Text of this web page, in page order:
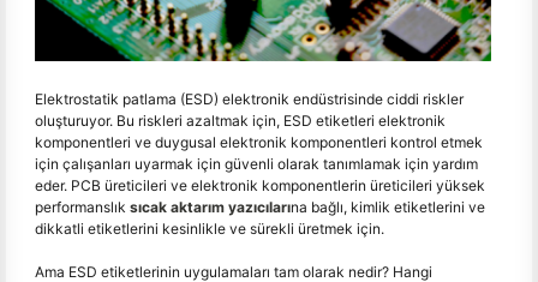
Elektrostatik patlama (ESD) elektronik endüstrisinde ciddi riskler
oluşturuyor. Bu riskleri azaltmak için, ESD etiketleri elektronik
komponentleri ve duygusal elektronik komponentleri kontrol etmek
için çalışanları uyarmak için güvenli olarak tanımlamak için yardım
eder. PCB üreticileri ve elektronik komponentlerin üreticileri yüksek
performanslık sıcak aktarım yazıcılarına bağlı, kimlik etiketlerini ve
dikkatli etiketlerini kesinlikle ve sürekli üretmek için.
Ama ESD etiketlerinin uygulamaları tam olarak nedir? Hangi